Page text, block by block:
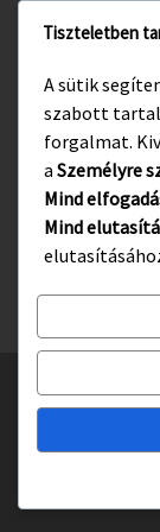
www.gyulakult.hu
Facebook
© 2026
–
Tiszteletben
A sütik
szabott
forgalmat.
a Személyre
Mind
Mind